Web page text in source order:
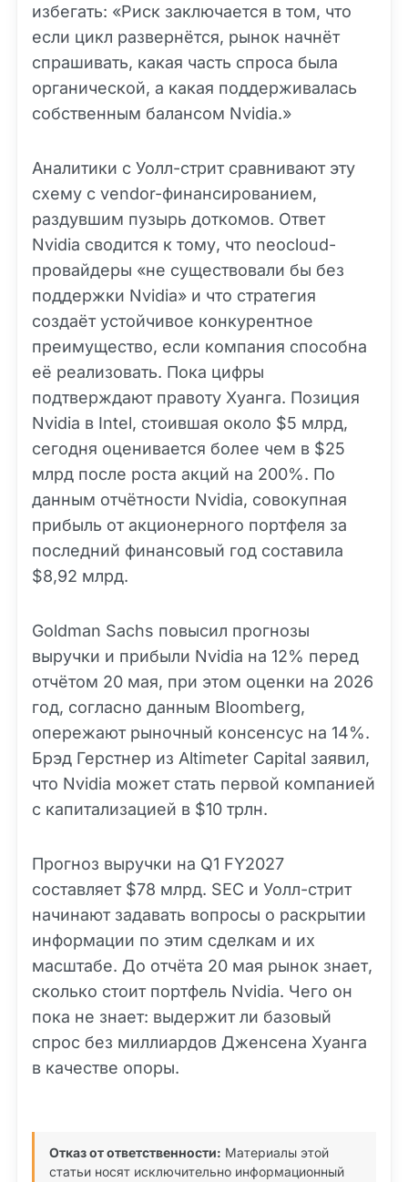
избегать: «Риск заключается в том, что
если цикл развернётся, рынок начнёт
спрашивать, какая часть спроса была
органической, а какая поддерживалась
собственным балансом Nvidia.»
Аналитики с Уолл-стрит сравнивают эту
схему с vendor-финансированием,
раздувшим пузырь доткомов. Ответ
Nvidia сводится к тому, что neocloud-
провайдеры «не существовали бы без
поддержки Nvidia» и что стратегия
создаёт устойчивое конкурентное
преимущество, если компания способна
её реализовать. Пока цифры
подтверждают правоту Хуанга. Позиция
Nvidia в Intel, стоившая около $5 млрд,
сегодня оценивается более чем в $25
млрд после роста акций на 200%. По
данным отчётности Nvidia, совокупная
прибыль от акционерного портфеля за
последний финансовый год составила
$8,92 млрд.
Goldman Sachs повысил прогнозы
выручки и прибыли Nvidia на 12% перед
отчётом 20 мая, при этом оценки на 2026
год, согласно данным Bloomberg,
опережают рыночный консенсус на 14%.
Брэд Герстнер из Altimeter Capital заявил,
что Nvidia может стать первой компанией
с капитализацией в $10 трлн.
Прогноз выручки на Q1 FY2027
составляет $78 млрд. SEC и Уолл-стрит
начинают задавать вопросы о раскрытии
информации по этим сделкам и их
масштабе. До отчёта 20 мая рынок знает,
сколько стоит портфель Nvidia. Чего он
пока не знает: выдержит ли базовый
спрос без миллиардов Дженсена Хуанга
в качестве опоры.
Отказ от ответственности: Материалы этой
статьи носят исключительно информационный